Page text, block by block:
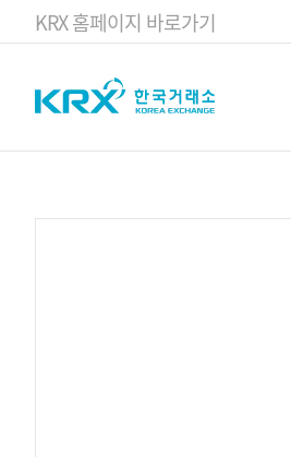
KRX 홈페이지 바로가기